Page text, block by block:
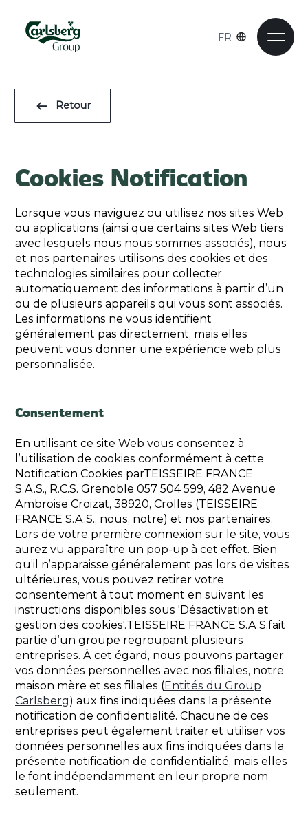
FR
Retour
Cookies Notification
Lorsque vous naviguez ou utilisez nos sites Web
ou applications (ainsi que certains sites Web tiers
avec lesquels nous nous sommes associés), nous
et nos partenaires utilisons des cookies et des
technologies similaires pour collecter
automatiquement des informations à partir d’un
ou de plusieurs appareils qui vous sont associés.
Les informations ne vous identifient
généralement pas directement, mais elles
peuvent vous donner une expérience web plus
personnalisée.
Consentement
En utilisant ce site Web vous consentez à
l’utilisation de cookies conformément à cette
Notification Cookies parTEISSEIRE FRANCE
S.A.S., R.C.S. Grenoble 057 504 599, 482 Avenue
Ambroise Croizat, 38920, Crolles (TEISSEIRE
FRANCE S.A.S., nous, notre) et nos partenaires.
Lors de votre première connexion sur le site, vous
aurez vu apparaître un pop-up à cet effet. Bien
qu’il n’apparaisse généralement pas lors de visites
ultérieures, vous pouvez retirer votre
consentement à tout moment en suivant les
instructions disponibles sous 'Désactivation et
gestion des cookies'.TEISSEIRE FRANCE S.A.S.fait
partie d’un groupe regroupant plusieurs
entreprises. À cet égard, nous pouvons partager
vos données personnelles avec nos filiales, notre
maison mère et ses filiales (Entités du Group
Carlsberg) aux fins indiquées dans la présente
notification de confidentialité. Chacune de ces
entreprises peut également traiter et utiliser vos
données personnelles aux fins indiquées dans la
présente notification de confidentialité, mais elles
le font indépendamment en leur propre nom
seulement.